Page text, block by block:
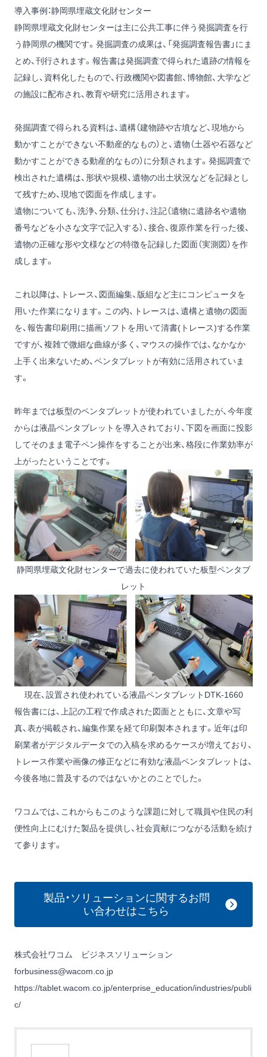
導入事例：静岡県埋蔵文化財センター
静岡県埋蔵文化財センターは主に公共工事に伴う発掘調査を行
う静岡県の機関です。発掘調査の成果は、「発掘調査報告書」にま
とめ、刊行されます。報告書は発掘調査で得られた遺跡の情報を
記録し、資料化したもので、行政機関や図書館、博物館、大学など
の施設に配布され、教育や研究に活用されます。
発掘調査で得られる資料は、遺構（建物跡や古墳など、現地から
動かすことができない不動産的なもの）と、遺物（土器や石器など
動かすことができる動産的なもの）に分類されます。発掘調査で
検出された遺構は、形状や規模、遺物の出土状況などを記録とし
て残すため、現地で図面を作成します。
遺物についても、洗浄、分類、仕分け、注記（遺物に遺跡名や遺物
番号などを小さな文字で記入する）、接合、復原作業を行った後、
遺物の正確な形や文様などの特徴を記録した図面（実測図）を作
成します。
これ以降は、トレース、図面編集、版組など主にコンピュータを
用いた作業になります。この内、トレースは、遺構と遺物の図面
を、報告書印刷用に描画ソフトを用いて清書(トレース)する作業
ですが、複雑で微細な曲線が多く、マウスの操作では、なかなか
上手く出来ないため、ペンタブレットが有効に活用されていま
す。
昨年までは板型のペンタブレットが使われていましたが、今年度
からは液晶ペンタブレットを導入されており、下図を画面に投影
してそのまま電子ペン操作をすることが出来、格段に作業効率が
上がったということです。
静岡県埋蔵文化財センターで過去に使われていた板型ペンタブ
レット
現在、設置され使われている液晶ペンタブレットDTK-1660
報告書には、上記の工程で作成された図面とともに、文章や写
真、表が掲載され、編集作業を経て印刷製本されます。近年は印
刷業者がデジタルデータでの入稿を求めるケースが増えており、
トレース作業や画像の修正などに有効な液晶ペンタブレットは、
今後各地に普及するのではないかとのことでした。
ワコムでは、これからもこのような課題に対して職員や住民の利
便性向上にむけた製品を提供し、社会貢献につながる活動を続け
て参ります。
製品・ソリューションに関するお問
い合わせはこちら
株式会社ワコム ビジネスソリューション
forbusiness@wacom.co.jp
https://tablet.wacom.co.jp/enterprise_education/industries/publi
c/